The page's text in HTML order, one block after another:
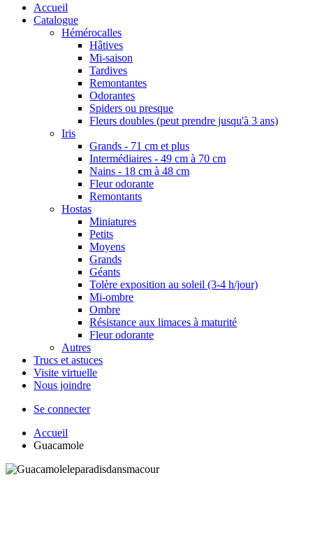
Accueil
Catalogue
Hémérocalles
Hâtives
Mi-saison
Tardives
Remontantes
Odorantes
Spiders ou presque
Fleurs doubles (peut prendre jusqu'à 3 ans)
Iris
Grands - 71 cm et plus
Intermédiaires - 49 cm à 70 cm
Nains - 18 cm à 48 cm
Fleur odorante
Remontants
Hostas
Miniatures
Petits
Moyens
Grands
Géants
Tolère exposition au soleil (3-4 h/jour)
Mi-ombre
Ombre
Résistance aux limaces à maturité
Fleur odorante
Autres
Trucs et astuces
Visite virtuelle
Nous joindre
Se connecter
Accueil
Guacamole